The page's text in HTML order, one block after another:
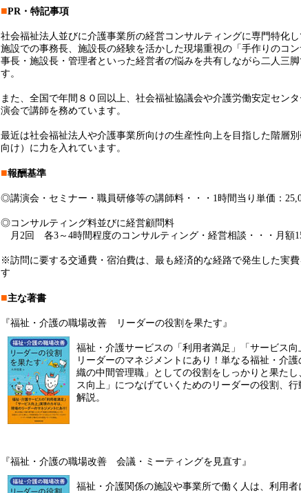
■PR・特記事項
社会福祉法人並びに介護事業所の経営コンサルティングに専門特化
施設での事務長、施設長の経験を活かした現場重視の「手作りのコ
事長・施設長・管理者といった経営者の悩みを共有しながら二人三
す。
また、全国で年間８０回以上、社会福祉協議会や介護労働安定セン
演会で講師を務めています。
最近は社会福祉法人や介護事業所向けの生産性向上を目指した階層
向け）に力を入れています。
■報酬基準
◎講演会・セミナー・職員研修等の講師料・・・1時間当り単価：
◎コンサルティング料並びに経営顧問料
月2回 各3～4時間程度のコンサルティング・経営相談・・・月額
※訪問に要する交通費・宿泊費は、最も経済的な経路で発生した実
す
■主な著書
『福祉・介護の職場改善 リーダーの役割を果たす』
福祉・介護サービスの「利用者満足」「サービス
リーダーのマネジメントにあり！単なる福祉・介
織の中間管理職」としての役割をしっかりと果た
ス向上」につなげていくためのリーダーの役割、
解説。
『福祉・介護の職場改善 会議・ミーティングを見直す』
福祉・介護関係の施設や事業所で働く人は、利用